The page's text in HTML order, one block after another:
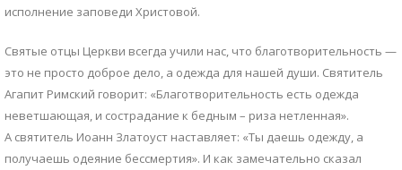
исполнение заповеди Христовой.
Святые отцы Церкви всегда учили нас, что благотворительность —
это не просто доброе дело, а одежда для нашей души. Святитель
Агапит Римский говорит: «Благотворительность есть одежда
неветшающая, и сострадание к бедным – риза нетленная».
А святитель Иоанн Златоуст наставляет: «Ты даешь одежду, а
получаешь одеяние бессмертия». И как замечательно сказал